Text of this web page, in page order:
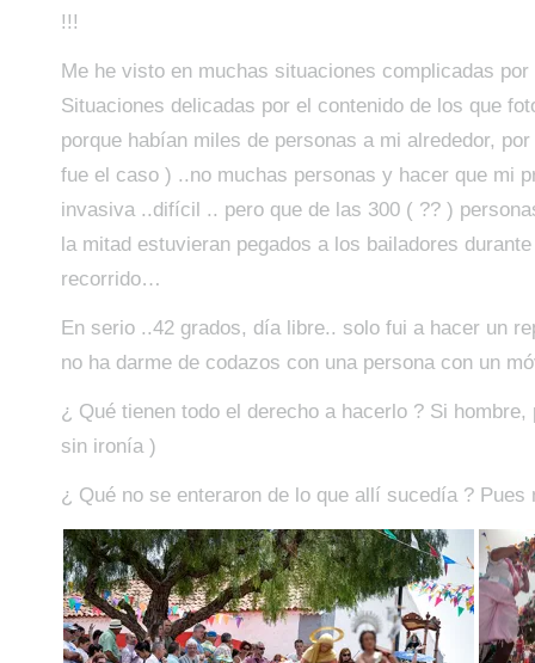
!!!
Me he visto en muchas situaciones complicadas
Situaciones delicadas por el contenido de los que
porque habían miles de personas a mi alrededor,
fue el caso ) ..no muchas personas y hacer que mi
invasiva ..difícil .. pero que de las 300 ( ?? )
la mitad estuvieran pegados a los bailadores
recorrido…
En serio ..42 grados, día libre.. solo fui a hacer un
no ha darme de codazos con una persona con un
¿ Qué tienen todo el derecho a hacerlo ? Si
sin ironía )
¿ Qué no se enteraron de lo que allí sucedía ? Pues